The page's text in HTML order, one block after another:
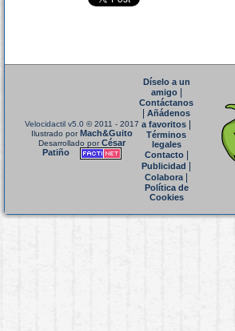
Velocidactil v5.0 © 2011 - 2017
Ilustrado porMach&Guito
Desarrollado porCésar
Patiño
Díselo a un
amigo|
Contáctanos
Añádenos
a favoritos
Términos
legales
Contacto|
Publicidad
Colabora|
Política de
Cookies